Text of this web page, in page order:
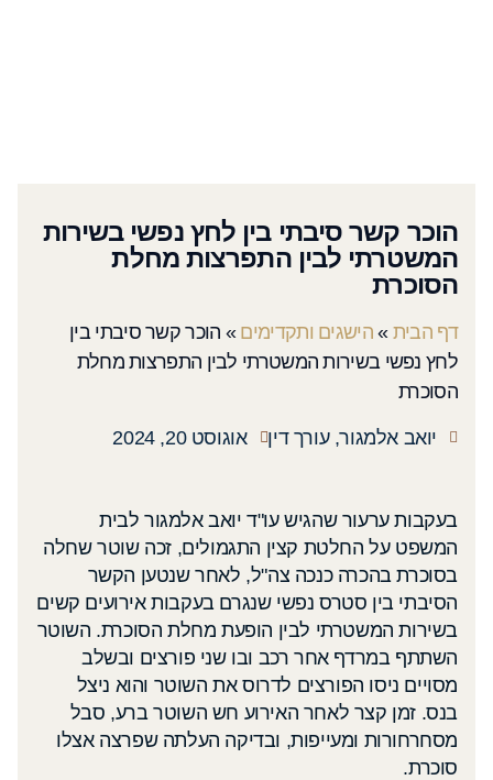
הוכר קשר סיבתי בין לחץ נפשי בשירות
המשטרתי לבין התפרצות מחלת
הסוכרת
דף הבית »הישגים ותקדימים » הוכר קשר סיבתי בין
לחץ נפשי בשירות המשטרתי לבין התפרצות מחלת
הסוכרת
יואב אלמגור, עורך דין אוגוסט 20, 2024
בעקבות ערעור שהגיש עו"ד יואב אלמגור לבית
המשפט על החלטת קצין התגמולים, זכה שוטר שחלה
בסוכרת בהכרה כנכה צה"ל, לאחר שנטען הקשר
הסיבתי בין סטרס נפשי שנגרם בעקבות אירועים קשים
בשירות המשטרתי לבין הופעת מחלת הסוכרת. השוטר
השתתף במרדף אחר רכב ובו שני פורצים ובשלב
מסויים ניסו הפורצים לדרוס את השוטר והוא ניצל
בנס. זמן קצר לאחר האירוע חש השוטר ברע, סבל
מסחרחורות ומעייפות, ובדיקה העלתה שפרצה אצלו
סוכרת.